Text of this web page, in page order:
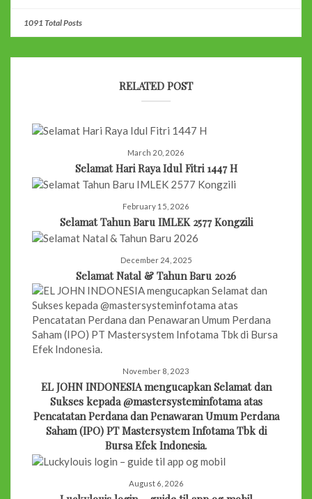
1091 Total Posts
RELATED POST
March 20, 2026
Selamat Hari Raya Idul Fitri 1447 H
February 15, 2026
Selamat Tahun Baru IMLEK 2577 Kongzili
December 24, 2025
Selamat Natal & Tahun Baru 2026
November 8, 2023
EL JOHN INDONESIA mengucapkan Selamat dan
Sukses kepada @mastersysteminfotama atas
Pencatatan Perdana dan Penawaran Umum Perdana
Saham (IPO) PT Mastersystem Infotama Tbk di
Bursa Efek Indonesia.
August 6, 2026